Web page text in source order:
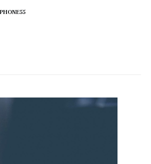
PHONE55